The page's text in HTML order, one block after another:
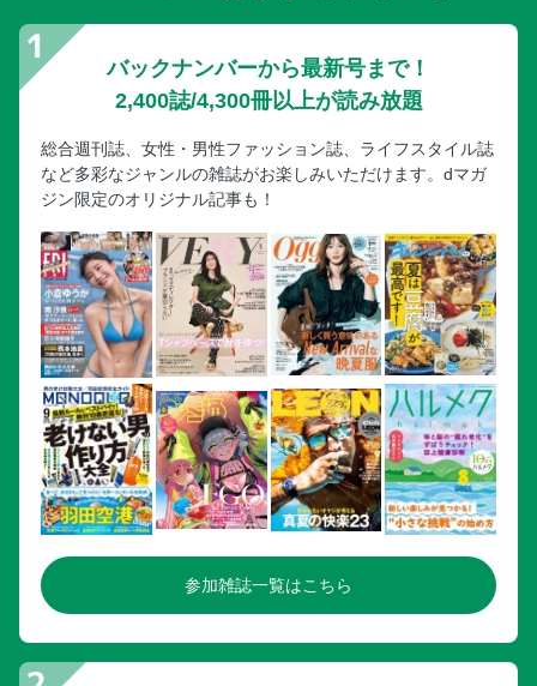
バックナンバーから最新号まで！
2,400誌/4,300冊以上が読み放題
総合週刊誌、女性・男性ファッション誌、ライフスタイル誌
など多彩なジャンルの雑誌がお楽しみいただけます。dマガ
ジン限定のオリジナル記事も！
参加雑誌一覧はこちら